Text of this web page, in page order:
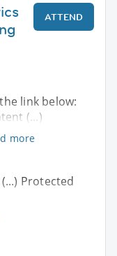
ATTEND
link below:
(...)
more
Protected